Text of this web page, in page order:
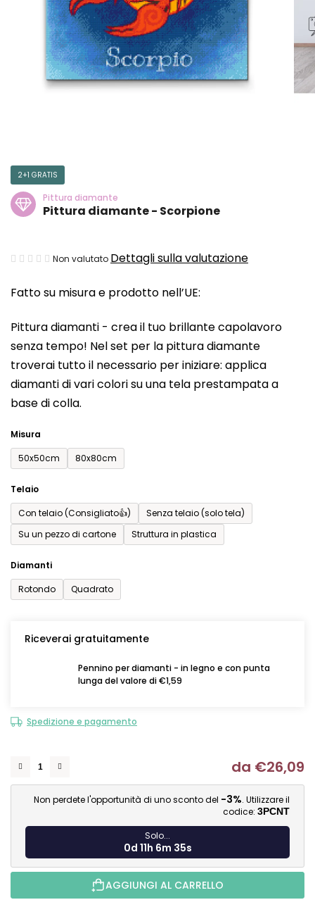
Fatto su misura e prodotto nell’UE:
Pittura diamanti - crea il tuo brillante capolavoro
senza tempo! Nel set per la pittura diamante
troverai tutto il necessario per iniziare: applica
diamanti di vari colori su una tela prestampata a
base di colla.
Misura
50x50cm
80x80cm
Telaio
Con telaio (Consigliato👍)
Senza telaio (solo tela)
Su un pezzo di cartone
Struttura in plastica
Diamanti
Rotondo
Quadrato
Riceverai gratuitamente
Pennino per diamanti - in legno e con punta
lunga del valore di €1,59
Spedizione e pagamento
da €26,09
Non perdete l'opportunità di uno sconto del -3%. Utilizzare il
codice: 3PCNT
Solo...
0d 11h 6m 34s
AGGIUNGI AL CARRELLO
2+1 GRATIS
Pittura diamante
Pittura diamante - Scorpione
La
media
prodotto
è
0,0
su
5
Non valutato Dettagli sulla valutazione